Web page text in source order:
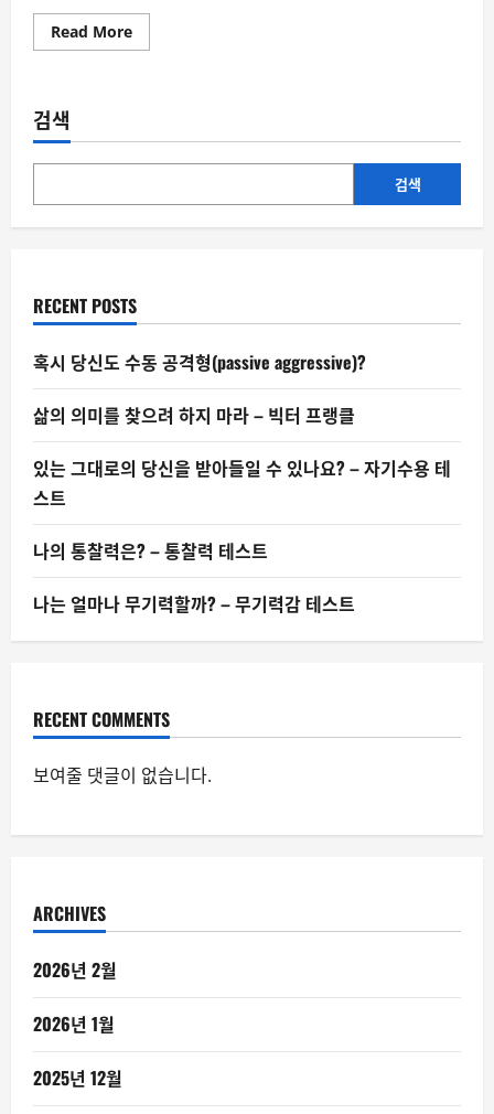
Read MoreRead
more
로
당
을
아
있
나
요?
자
기
수
테
스
트
검색
검색
RECENT POSTS
혹시 당신도 수동 공격형(passive aggressive)?
삶의 의미를 찾으려 하지 마라 – 빅터 프랭클
있는 그대로의 당신을 받아들일 수 있나요? – 자기수용 테
스트
나의 통찰력은? – 통찰력 테스트
나는 얼마나 무기력할까? – 무기력감 테스트
RECENT COMMENTS
보여줄 댓글이 없습니다.
ARCHIVES
2026년 2월
2026년 1월
2025년 12월